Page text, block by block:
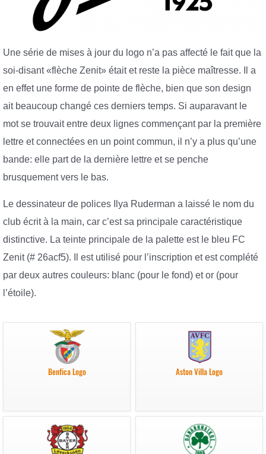
Une série de mises à jour du logo n’a pas affecté le fait que la
soi-disant «flèche Zenit» était et reste la pièce maîtresse. Il a
en effet une forme de pointe de flèche, bien que son design
ait beaucoup changé ces derniers temps. Si auparavant le
mot se trouvait entre deux lignes commençant par la première
lettre et connectées en un point commun, il n’y a plus qu’une
bande: elle part de la dernière lettre et se penche
brusquement vers le bas.
Le dessinateur de polices Ilya Ruderman a laissé le nom du
club écrit à la main, car c’est sa principale caractéristique
distinctive. La teinte principale de la palette est le bleu FC
Zenit (# 26acf5). Il est utilisé pour l’inscription et est complété
par deux autres couleurs: blanc (pour le fond) et or (pour
l’étoile).
Benfica Logo Aston Villa Logo